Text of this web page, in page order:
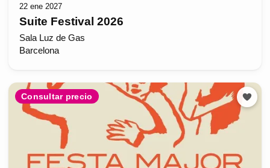
22 ene 2027
Suite Festival 2026
Sala Luz de Gas
Barcelona
Consultar precio